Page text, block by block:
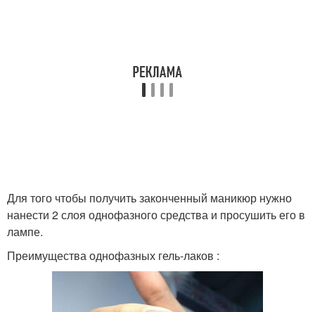
Для того чтобы получить законченный маникюр нужно
нанести 2 слоя однофазного средства и просушить его в
лампе.
Преимущества однофазных гель-лаков :